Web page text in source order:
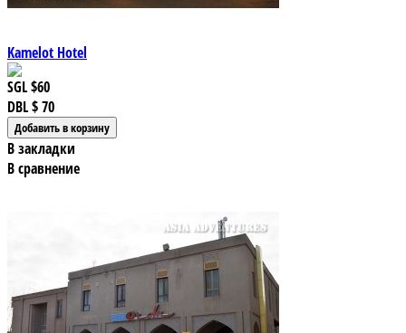
Kamelot Hotel
SGL$60
DBL$ 70
В закладки
В сравнение